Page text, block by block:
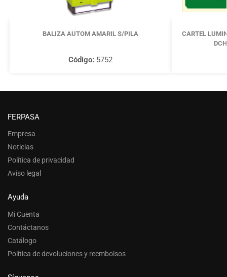
BALIZA AUTOM AMARIL S/PILA
Código: 5752
CARTEL
FERPASA
Empresa
Noticias
Política de privacidad
Aviso legal
Ayuda
Mi Cuenta
Contáctanos
Catálogo
Política de devoluciones y reembolsos